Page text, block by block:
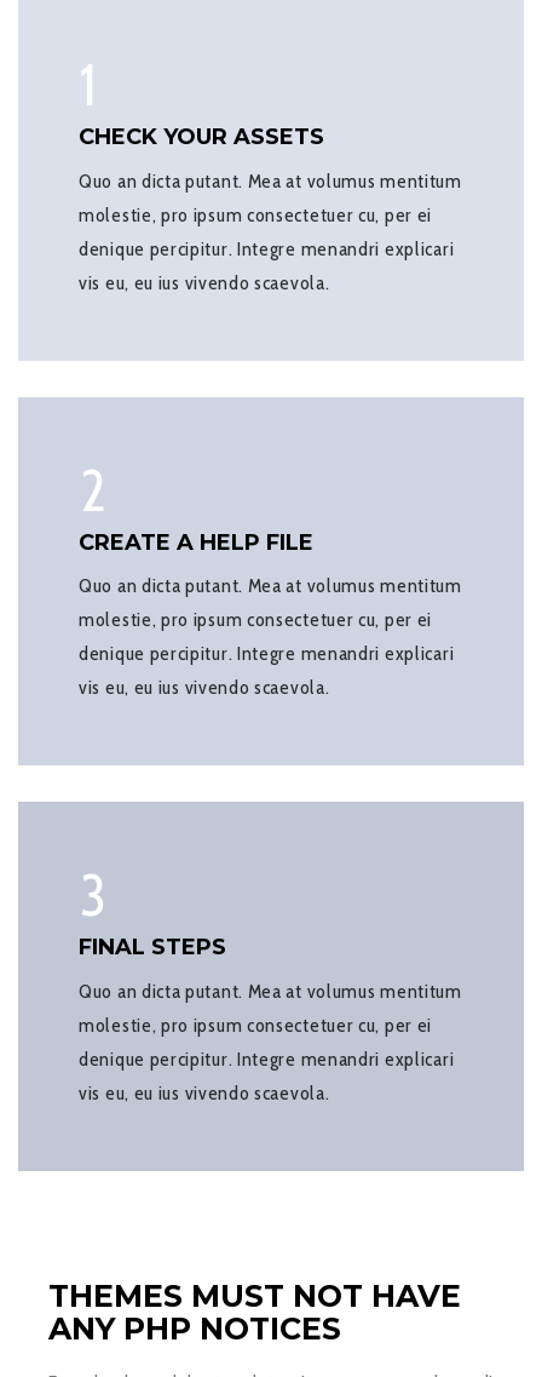
1
CHECK YOUR ASSETS
Quo an dicta putant. Mea at volumus mentitum
molestie, pro ipsum consectetuer cu, per ei
denique percipitur. Integre menandri explicari
vis eu, eu ius vivendo scaevola.
2
CREATE A HELP FILE
Quo an dicta putant. Mea at volumus mentitum
molestie, pro ipsum consectetuer cu, per ei
denique percipitur. Integre menandri explicari
vis eu, eu ius vivendo scaevola.
3
FINAL STEPS
Quo an dicta putant. Mea at volumus mentitum
molestie, pro ipsum consectetuer cu, per ei
denique percipitur. Integre menandri explicari
vis eu, eu ius vivendo scaevola.
THEMES MUST NOT HAVE
ANY PHP NOTICES